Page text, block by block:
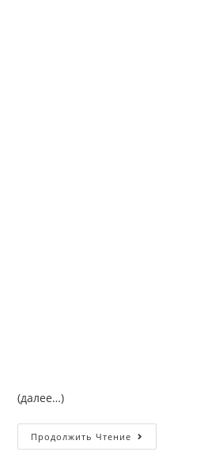
(далее…)
Продолжить Чтение